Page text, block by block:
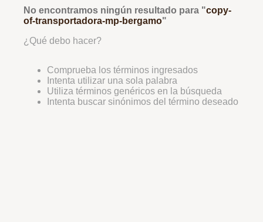
No encontramos ningún resultado para "copy-
of-transportadora-mp-bergamo"
¿Qué debo hacer?
Comprueba los términos ingresados
Intenta utilizar una sola palabra
Utiliza términos genéricos en la búsqueda
Intenta buscar sinónimos del término deseado